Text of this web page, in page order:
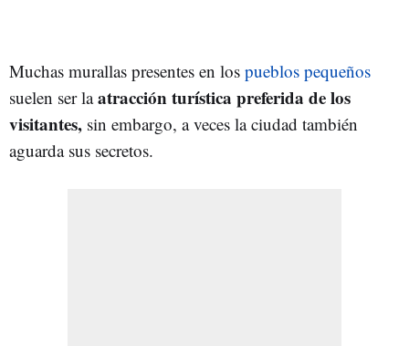
Muchas murallas presentes en los pueblos pequeños
suelen ser laatracción turística preferida de los
visitantes, sin embargo, a veces la ciudad también
aguarda sus secretos.